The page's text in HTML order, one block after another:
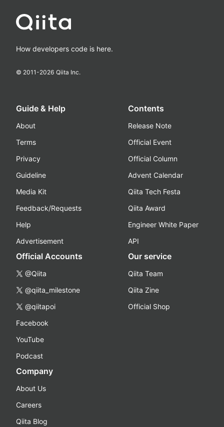
How developers code is here.
© 2011-2026 Qiita Inc.
Guide & Help
About
Terms
Privacy
Guideline
Media Kit
Feedback/Requests
Help
Advertisement
Contents
Release Note
Official Event
Official Column
Advent Calendar
Qiita Tech Festa
Qiita Award
Engineer White Paper
API
Official Accounts
@Qiita
@qiita_milestone
@qiitapoi
Facebook
YouTube
Podcast
Our service
Qiita Team
Qiita Zine
Official Shop
Company
About Us
Careers
Qiita Blog